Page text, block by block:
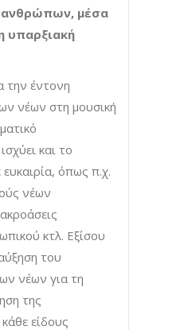
ανθρώπων, μέσα
υπαρξιακή
την έντονη
νέων στη μουσική
και το
όπως π.χ.
νέων
κτλ. Εξίσου
του
νέων για τη
της
είδους